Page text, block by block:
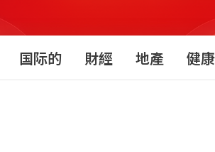
国际的 財經 地產 健康